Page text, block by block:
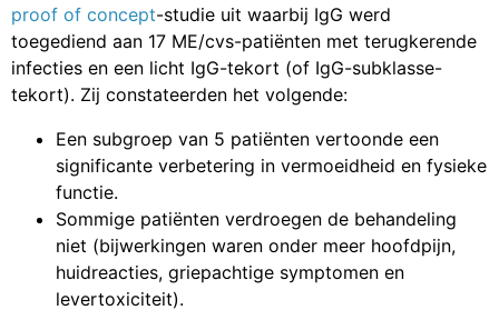
proof of concept-studie uit waarbij IgG werd
toegediend aan 17 ME/cvs-patiënten met terugkerende
infecties en een licht IgG-tekort (of IgG-subklasse-
tekort). Zij constateerden het volgende:
Een subgroep van 5 patiënten vertoonde een
significante verbetering in vermoeidheid en fysieke
functie.
Sommige patiënten verdroegen de behandeling
niet (bijwerkingen waren onder meer hoofdpijn,
huidreacties, griepachtige symptomen en
levertoxiciteit).